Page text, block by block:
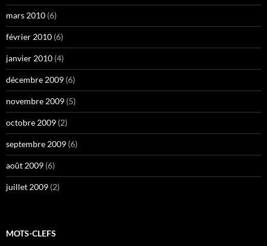
mars 2010 (6)
février 2010 (6)
janvier 2010 (4)
décembre 2009 (6)
novembre 2009 (5)
octobre 2009 (2)
septembre 2009 (6)
août 2009 (6)
juillet 2009 (2)
MOTS-CLEFS